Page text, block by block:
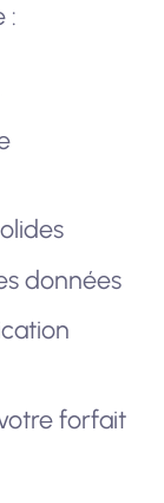
:
données
forfait